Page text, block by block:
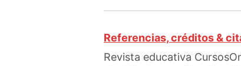
Referencias, créditos &
Revista educativa